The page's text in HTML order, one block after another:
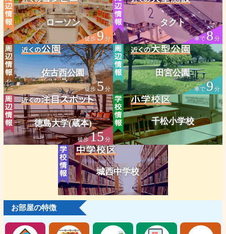
ローソン
徒歩9分
タクト
車で8分
佐古西公園
徒歩5 分
田宮公園
車で9分
徳島大学(蔵本)
徒歩15分
千松小学校
城西中学校
お部屋の特徴